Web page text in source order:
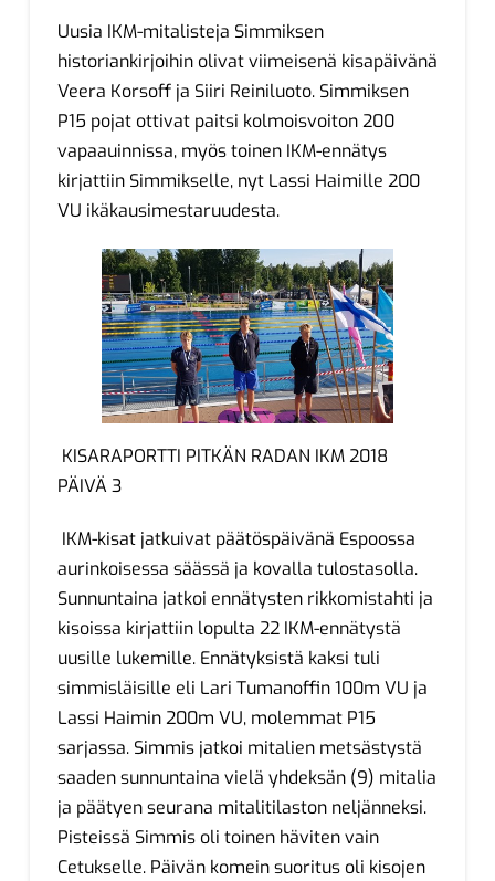
Uusia IKM-mitalisteja Simmiksen
historiankirjoihin olivat viimeisenä kisapäivänä
Veera Korsoff ja Siiri Reiniluoto. Simmiksen
P15 pojat ottivat paitsi kolmoisvoiton 200
vapaauinnissa, myös toinen IKM-ennätys
kirjattiin Simmikselle, nyt Lassi Haimille 200
VU ikäkausimestaruudesta.
KISARAPORTTI PITKÄN RADAN IKM 2018
PÄIVÄ 3
IKM-kisat jatkuivat päätöspäivänä Espoossa
aurinkoisessa säässä ja kovalla tulostasolla.
Sunnuntaina jatkoi ennätysten rikkomistahti ja
kisoissa kirjattiin lopulta 22 IKM-ennätystä
uusille lukemille. Ennätyksistä kaksi tuli
simmisläisille eli Lari Tumanoffin 100m VU ja
Lassi Haimin 200m VU, molemmat P15
sarjassa. Simmis jatkoi mitalien metsästystä
saaden sunnuntaina vielä yhdeksän (9) mitalia
ja päätyen seurana mitalitilaston neljänneksi.
Pisteissä Simmis oli toinen häviten vain
Cetukselle. Päivän komein suoritus oli kisojen